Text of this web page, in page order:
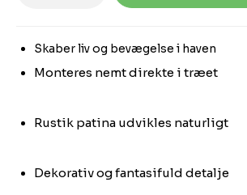
Skaber liv og bevægelse i haven
Monteres nemt direkte i træet
Rustik patina udvikles naturligt
Dekorativ og fantasifuld detalje